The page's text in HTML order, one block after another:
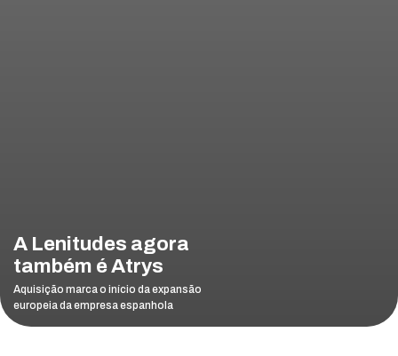
A Lenitudes agora
também é Atrys
Aquisição marca o início da expansão
europeia da empresa espanhola